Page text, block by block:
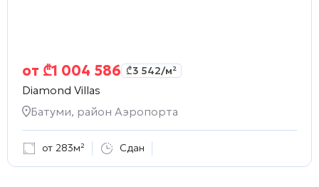
от ₾1 004 586 ₾3 542/м²
Diamond Villas
Батуми, район Аэропорта
от 283м² Сдан